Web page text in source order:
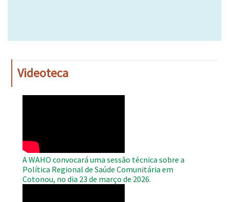
Videoteca
A WAHO convocará uma sessão técnica sobre a
Política Regional de Saúde Comunitária em
Cotonou, no dia 23 de março de 2026.